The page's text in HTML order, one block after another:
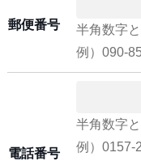
郵便番号
半角数字
例）090-
電話番号
半角数字
例）0157-